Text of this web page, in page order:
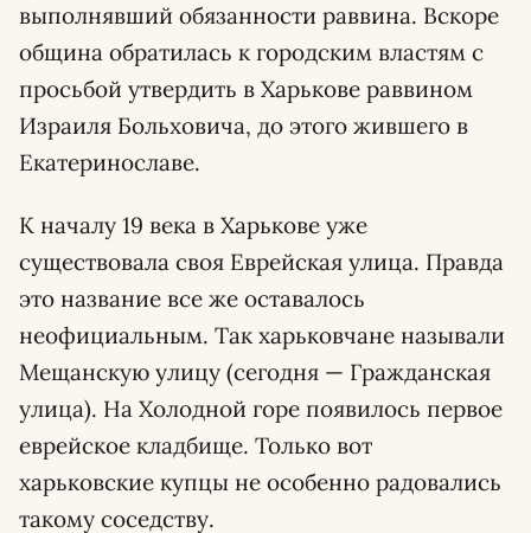
выполнявший обязанности раввина. Вскоре
община обратилась к городским властям с
просьбой утвердить в Харькове раввином
Израиля Больховича, до этого жившего в
Екатеринославе.
К началу 19 века в Харькове уже
существовала своя Еврейская улица. Правда
это название все же оставалось
неофициальным. Так харьковчане называли
Мещанскую улицу (сегодня — Гражданская
улица). На Холодной горе появилось первое
еврейское кладбище. Только вот
харьковские купцы не особенно радовались
такому соседству.